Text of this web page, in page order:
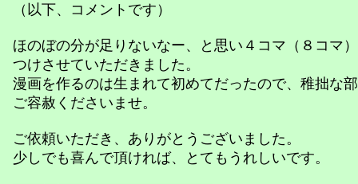
（以下、コメントです）
ほのぼの分が足りないなー、と思い４コマ（８コマ
つけさせていただきました。
漫画を作るのは生まれて初めてだったので、稚拙な
ご容赦くださいませ。
ご依頼いただき、ありがとうございました。
少しでも喜んで頂ければ、とてもうれしいです。